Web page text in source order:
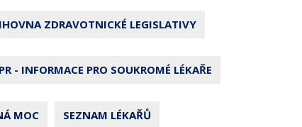
ZDRAVOTNICKÉ LEGISLATIVY
- INFORMACE PRO SOUKROMÉ LÉKAŘE
MOC SEZNAM LÉKAŘŮ